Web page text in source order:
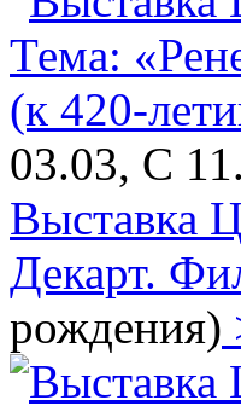
03.03, С
Выставка
Декарт.
рождения)